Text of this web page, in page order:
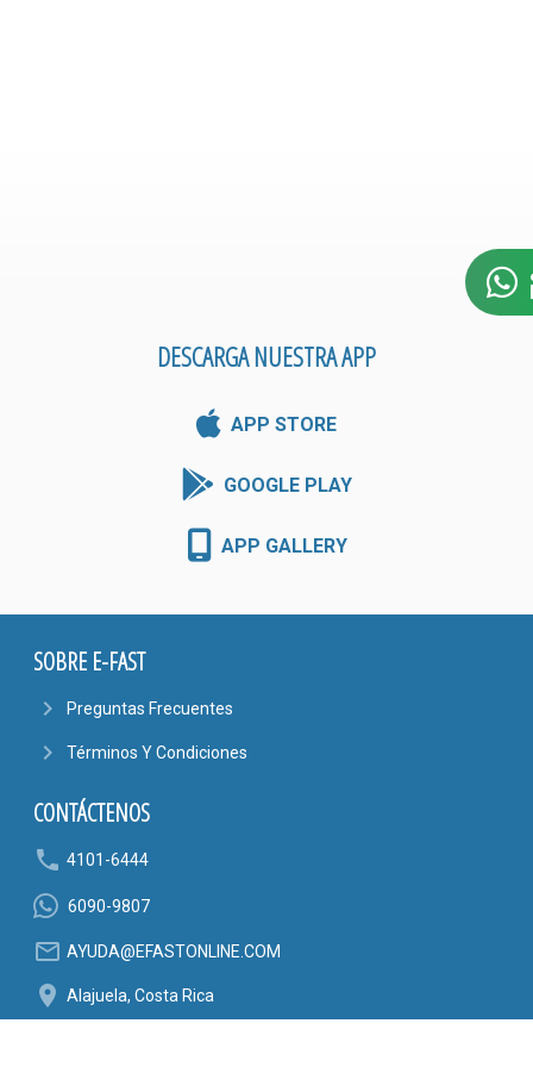
DESCARGA NUESTRA APP
APP STORE
GOOGLE PLAY
APP GALLERY
SOBRE E-FAST
navigate_next Preguntas Frecuentes
navigate_next Términos Y Condiciones
CONTÁCTENOS
phone 4101-6444
6090-9807
mail_outline AYUDA@EFASTONLINE.COM
location_on Alajuela, Costa Rica